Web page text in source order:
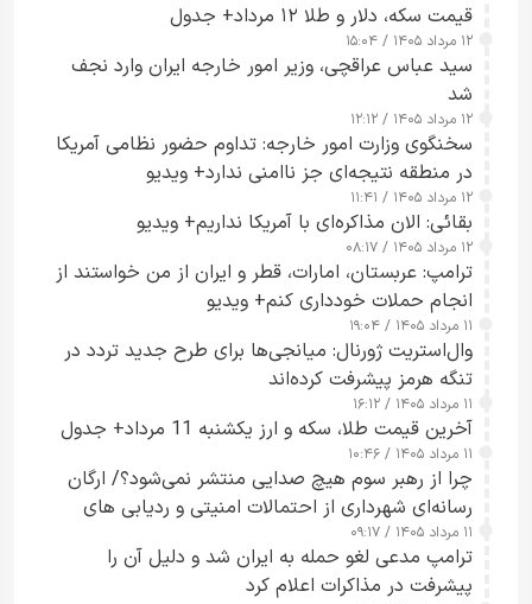
قیمت سکه، دلار و طلا ۱۲ مرداد+ جدول
۱۲ مرداد ۱۴۰۵ / ۱۵:۰۴
سید عباس عراقچی، وزیر امور خارجه ایران وارد نجف
شد
۱۲ مرداد ۱۴۰۵ / ۱۲:۱۲
سخنگوی وزارت امور خارجه: تداوم حضور نظامی آمریکا
در منطقه نتیجه‌ای جز ناامنی ندارد+ ویدیو
۱۲ مرداد ۱۴۰۵ / ۱۱:۴۱
بقائی: الان مذاکره‌ای با آمریکا نداریم+ ویدیو
۱۲ مرداد ۱۴۰۵ / ۰۸:۱۷
ترامپ: عربستان، امارات، قطر و ایران از من خواستند از
انجام حملات خودداری کنم+ ویدیو
۱۱ مرداد ۱۴۰۵ / ۱۹:۰۴
وال‌استریت ژورنال: میانجی‌ها برای طرح جدید تردد در
تنگه هرمز پیشرفت کرده‌اند
۱۱ مرداد ۱۴۰۵ / ۱۶:۱۲
آخرین قیمت طلا، سکه و ارز یکشنبه 11 مرداد+ جدول
۱۱ مرداد ۱۴۰۵ / ۱۰:۴۶
چرا از رهبر سوم هیچ صدایی منتشر نمی‌شود؟/ ارگان
رسانه‌ای شهرداری از احتمالات امنیتی و ردیابی های
جاسوسی گفت
۱۱ مرداد ۱۴۰۵ / ۰۹:۱۷
ترامپ مدعی لغو حمله به ایران شد و دلیل آن را
پیشرفت در مذاکرات اعلام کرد